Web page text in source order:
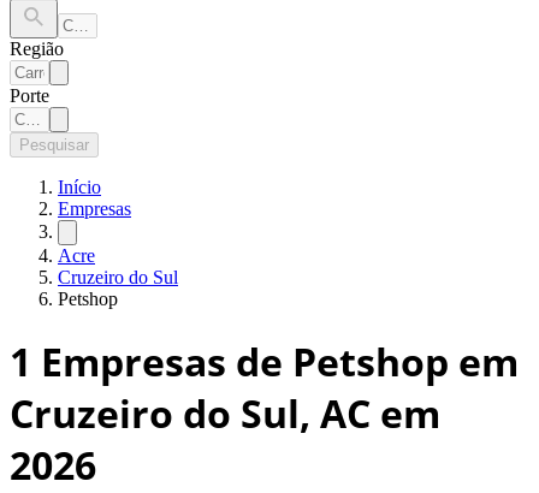
Região
Porte
Pesquisar
Início
Empresas
Acre
Cruzeiro do Sul
Petshop
1 Empresas de Petshop em
Cruzeiro do Sul, AC em
2026